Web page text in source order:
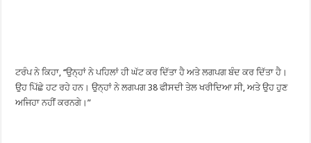
ਟਰੰਪ ਨੇ ਕਿਹਾ, ‘‘ਉਨ੍ਹਾਂ ਨੇ ਪਹਿਲਾਂ ਹੀ ਘੱਟ ਕਰ ਦਿੱਤਾ ਹੈ ਅਤੇ ਲਗਪਗ ਬੰਦ ਕਰ ਦਿੱਤਾ ਹੈ।
ਉਹ ਪਿੱਛੇ ਹਟ ਰਹੇ ਹਨ। ਉਨ੍ਹਾਂ ਨੇ ਲਗਪਗ 38 ਫੀਸਦੀ ਤੇਲ ਖਰੀਦਿਆ ਸੀ, ਅਤੇ ਉਹ ਹੁਣ
ਅਜਿਹਾ ਨਹੀਂ ਕਰਨਗੇ।”